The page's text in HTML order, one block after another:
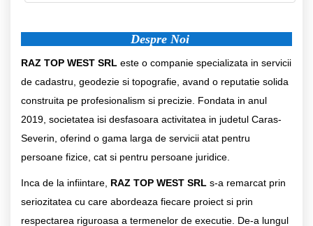
Despre Noi
RAZ TOP WEST SRL este o companie specializata in servicii
de cadastru, geodezie si topografie, avand o reputatie solida
construita pe profesionalism si precizie. Fondata in anul
2019, societatea isi desfasoara activitatea in judetul Caras-
Severin, oferind o gama larga de servicii atat pentru
persoane fizice, cat si pentru persoane juridice.
Inca de la infiintare, RAZ TOP WEST SRL s-a remarcat prin
seriozitatea cu care abordeaza fiecare proiect si prin
respectarea riguroasa a termenelor de executie. De-a lungul